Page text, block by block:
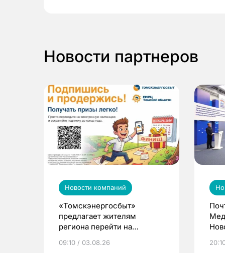
Новости партнеров
Новости компаний
«Томскэнергосбыт»
предлагает жителям
региона перейти на
выиграть призы
09:10 / 03.08.26